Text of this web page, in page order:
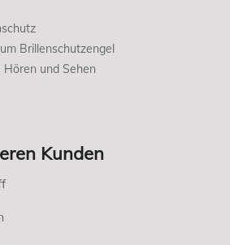
Brillenschutzengel
und Sehen
Kunden